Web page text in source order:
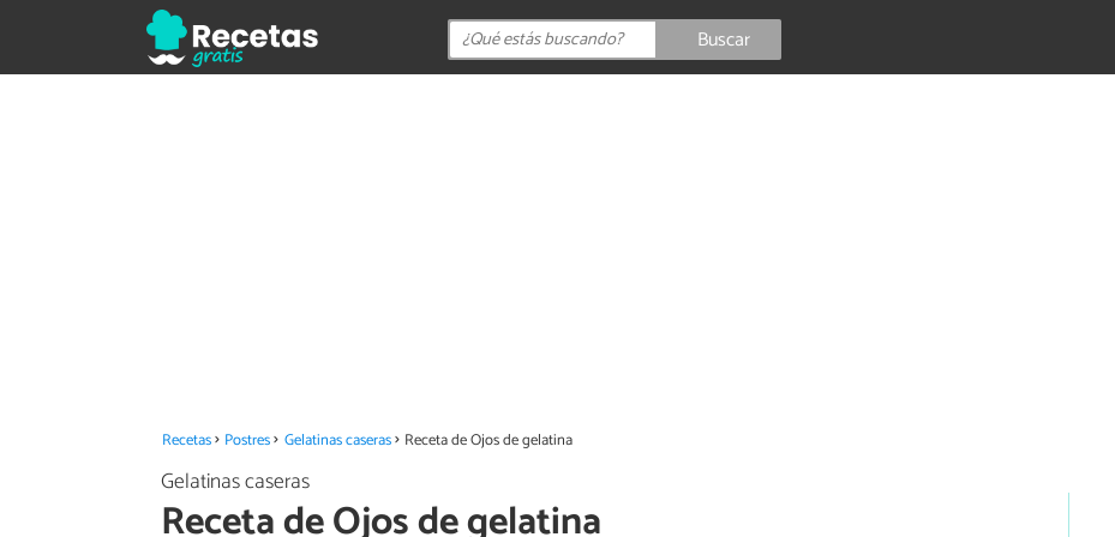
Buscar
Recetas Postres Gelatinas caseras Receta de Ojos de gelatina
Gelatinas caseras
Receta de Ojos de gelatina